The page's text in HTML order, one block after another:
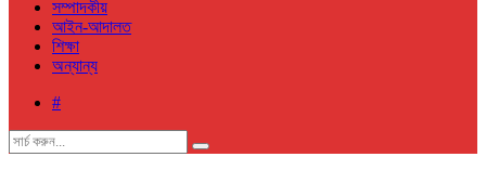
সম্পাদকীয়
আইন-আদালত
শিক্ষা
অন্যান্য
#